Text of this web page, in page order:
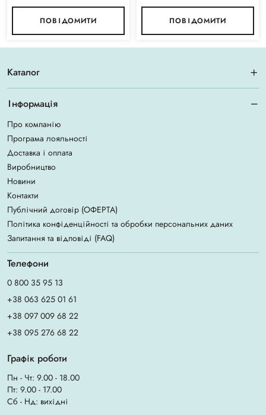
ПОВІДОМИТИ ПОВІДОМИТИ
Каталог
Інформація
Про компанію
Програма лояльності
Доставка і оплата
Виробництво
Новини
Контакти
Публічний договір (ОФЕРТА)
Політика конфіденційності та обробки персональних даних
Запитання та відповіді (FAQ)
Телефони
0 800 35 95 13
+38 063 625 01 61
+38 097 009 68 22
+38 095 276 68 22
Графік роботи
Пн - Чт: 9.00 - 18.00
Пт: 9.00 - 17.00
Сб - Нд: вихідні